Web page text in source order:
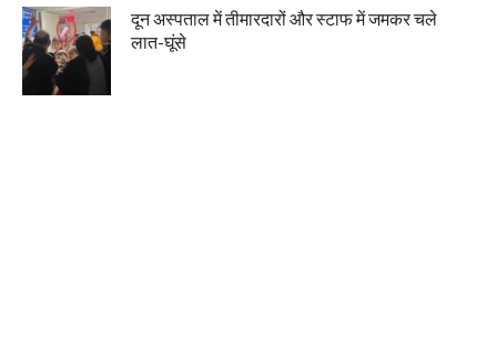
दून अस्पताल में तीमारदारों और स्टाफ में जमकर चले
लात-घूंसे